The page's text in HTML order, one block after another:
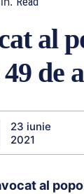
al
de
23 iunie
2021
al